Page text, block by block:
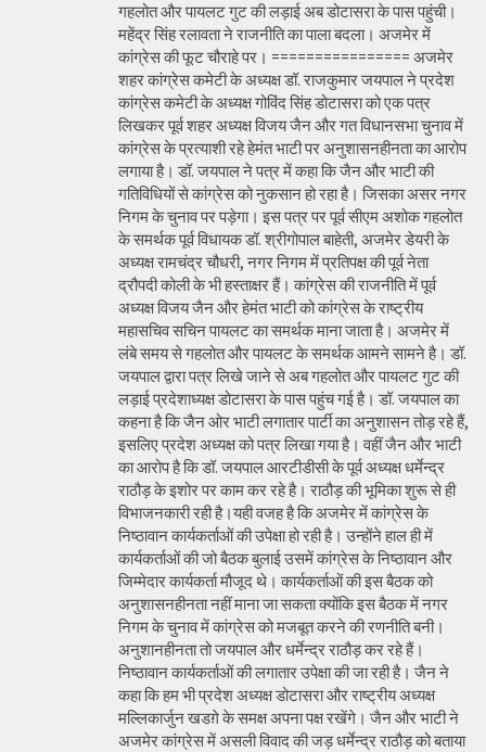
गहलोत और पायलट गुट की लड़ाई अब डोटासरा के पास पहुंची।
महेंद्र सिंह रलावता ने राजनीति का पाला बदला। अजमेर में
कांग्रेस की फूट चौराहे पर। ================ अजमेर
शहर कांग्रेस कमेटी के अध्यक्ष डॉ. राजकुमार जयपाल ने प्रदेश
कांग्रेस कमेटी के अध्यक्ष गोविंद सिंह डोटासरा को एक पत्र
लिखकर पूर्व शहर अध्यक्ष विजय जैन और गत विधानसभा चुनाव में
कांग्रेस के प्रत्याशी रहे हेमंत भाटी पर अनुशासनहीनता का आरोप
लगाया है। डॉ. जयपाल ने पत्र में कहा कि जैन और भाटी की
गतिविधियों से कांग्रेस को नुकसान हो रहा है। जिसका असर नगर
निगम के चुनाव पर पड़ेगा। इस पत्र पर पूर्व सीएम अशोक गहलोत
के समर्थक पूर्व विधायक डॉ. श्रीगोपाल बाहेती, अजमेर डेयरी के
अध्यक्ष रामचंद्र चौधरी, नगर निगम में प्रतिपक्ष की पूर्व नेता
द्रौपदी कोली के भी हस्ताक्षर हैं। कांग्रेस की राजनीति में पूर्व
अध्यक्ष विजय जैन और हेमंत भाटी को कांग्रेस के राष्ट्रीय
महासचिव सचिन पायलट का समर्थक माना जाता है। अजमेर में
लंबे समय से गहलोत और पायलट के समर्थक आमने सामने है। डॉ.
जयपाल द्वारा पत्र लिखे जाने से अब गहलोत और पायलट गुट की
लड़ाई प्रदेशाध्यक्ष डोटासरा के पास पहुंच गई है। डॉ. जयपाल का
कहना है कि जैन ओर भाटी लगातार पार्टी का अनुशासन तोड़ रहे हैं,
इसलिए प्रदेश अध्यक्ष को पत्र लिखा गया है। वहीं जैन और भाटी
का आरोप है कि डॉ. जयपाल आरटीडीसी के पूर्व अध्यक्ष धर्मेन्द्र
राठौड़ के इशोर पर काम कर रहे है। राठौड़ की भूमिका शुरू से ही
विभाजनकारी रही है।यही वजह है कि अजमेर में कांग्रेस के
निष्ठावान कार्यकर्ताओं की उपेक्षा हो रही है। उन्होंने हाल ही में
कार्यकर्ताओं की जो बैठक बुलाई उसमें कांग्रेस के निष्ठावान और
जिम्मेदार कार्यकर्ता मौजूद थे। कार्यकर्ताओं की इस बैठक को
अनुशासनहीनता नहीं माना जा सकता क्योंकि इस बैठक में नगर
निगम के चुनाव में कांग्रेस को मजबूत करने की रणनीति बनी।
अनुशानहीनता तो जयपाल और धर्मेन्द्र राठौड़ कर रहे हैं।
निष्ठावान कार्यकर्ताओं की लगातार उपेक्षा की जा रही है। जैन ने
कहा कि हम भी प्रदेश अध्यक्ष डोटासरा और राष्ट्रीय अध्यक्ष
मल्लिकार्जुन खडग़े के समक्ष अपना पक्ष रखेंगे। जैन और भाटी ने
अजमेर कांग्रेस में असली विवाद की जड़ धर्मेन्द्र राठौड़ को बताया